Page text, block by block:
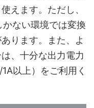
えます。ただし、
ない環境では変換
ります。また、よ
、十分な出力電力
以上）をご利用く